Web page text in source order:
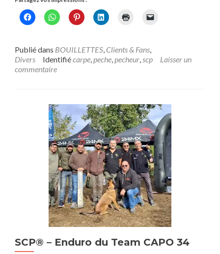
Publié dans BOUILLETTES, Clients & Fans,
Divers
Identifiécarpe,peche,pecheur,scp
Laisser un
commentaire
SCP® – Enduro du Team CAPO 34